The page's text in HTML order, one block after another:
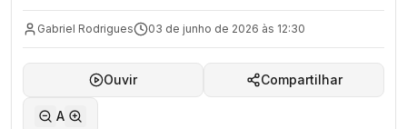
Gabriel Rodrigues 03 de junho de 2026 às 12:30
Ouvir Compartilhar
A